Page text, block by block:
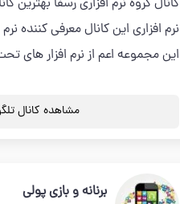
کانال گروه نرم افزاری رسفا بهترین
نرم افزاری این کانال معرفی کننده
این مجموعه اعم از نرم افزار های
مشاهده کانال
برنانه و بازی پولی